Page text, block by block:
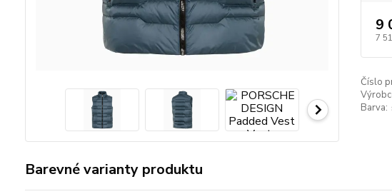
9
7
Číslo
Barva:
Barevné varianty produktu